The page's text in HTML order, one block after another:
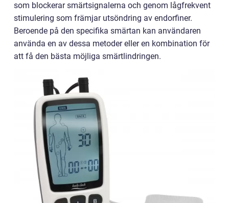
som blockerar smärtsignalerna och genom lågfrekvent
stimulering som främjar utsöndring av endorfiner.
Beroende på den specifika smärtan kan användaren
använda en av dessa metoder eller en kombination för
att få den bästa möjliga smärtlindringen.